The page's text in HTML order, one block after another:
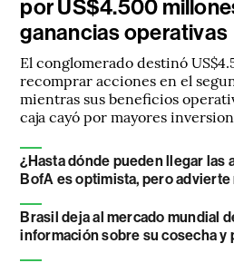
por US$4.500
ganancias operativas
El conglomerado destinó
recomprar acciones en el
mientras sus beneficios
caja cayó por mayores
¿Hasta dónde pueden llegar las
BofA es optimista, pero
Brasil deja al mercado mundial
información sobre su cosecha y